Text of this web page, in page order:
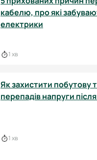
кабелю, про які
електрики
1 хв
Як захистити побутову
перепадів напруги
1 хв